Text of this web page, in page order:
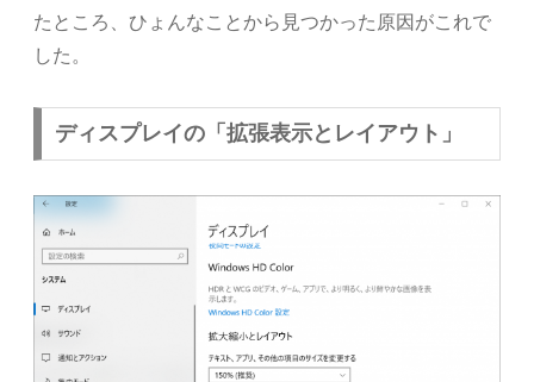
たところ、ひょんなことから見つかった原因がこれで
した。
ディスプレイの「拡張表示とレイアウト」